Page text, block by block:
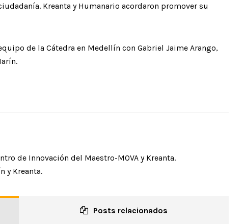
Kreanta y Humanario acordaron promover su
de la Cátedra en Medellín con Gabriel Jaime Arango,
de Innovación del Maestro-MOVA y Kreanta.
y Kreanta.
Posts relacionados